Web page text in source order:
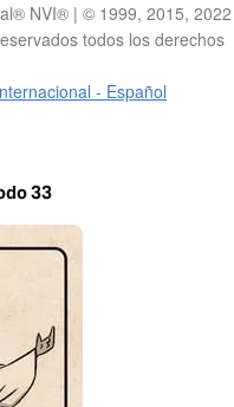
NVI® | © 1999, 2015, 2022
todos los derechos
- Español
33